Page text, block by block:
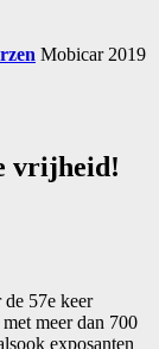
Mobicar 2019
vrijheid!
de 57e keer
meer dan 700
exposanten